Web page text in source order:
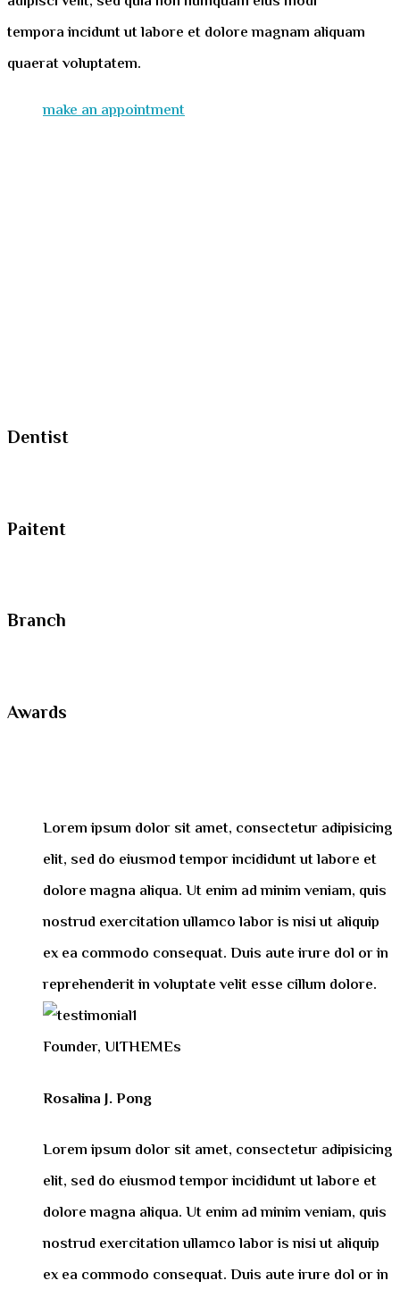
tempora incidunt ut labore et dolore magnam aliquam
quaerat voluptatem.
make an appointment
Dentist
Paitent
Branch
Awards
Lorem ipsum dolor sit amet, consectetur adipisicing
elit, sed do eiusmod tempor incididunt ut labore et
dolore magna aliqua. Ut enim ad minim veniam, quis
nostrud exercitation ullamco labor is nisi ut aliquip
ex ea commodo consequat. Duis aute irure dol or in
reprehenderit in voluptate velit esse cillum dolore.
Founder, UITHEMEs
Rosalina J. Pong
Lorem ipsum dolor sit amet, consectetur adipisicing
elit, sed do eiusmod tempor incididunt ut labore et
dolore magna aliqua. Ut enim ad minim veniam, quis
nostrud exercitation ullamco labor is nisi ut aliquip
ex ea commodo consequat. Duis aute irure dol or in